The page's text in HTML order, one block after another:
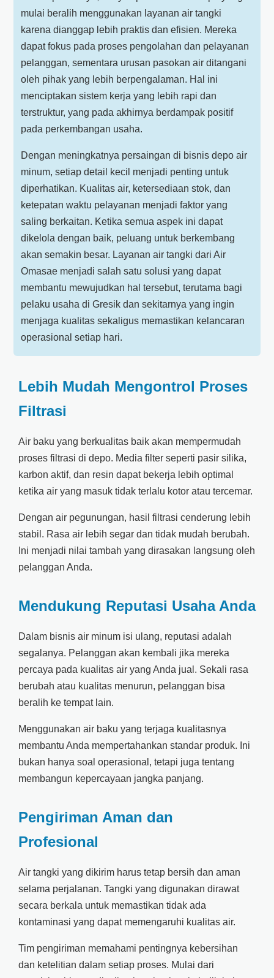
mulai beralih menggunakan layanan air tangki
karena dianggap lebih praktis dan efisien. Mereka
dapat fokus pada proses pengolahan dan pelayanan
pelanggan, sementara urusan pasokan air ditangani
oleh pihak yang lebih berpengalaman. Hal ini
menciptakan sistem kerja yang lebih rapi dan
terstruktur, yang pada akhirnya berdampak positif
pada perkembangan usaha.
Dengan meningkatnya persaingan di bisnis depo air
minum, setiap detail kecil menjadi penting untuk
diperhatikan. Kualitas air, ketersediaan stok, dan
ketepatan waktu pelayanan menjadi faktor yang
saling berkaitan. Ketika semua aspek ini dapat
dikelola dengan baik, peluang untuk berkembang
akan semakin besar. Layanan air tangki dari Air
Omasae menjadi salah satu solusi yang dapat
membantu mewujudkan hal tersebut, terutama bagi
pelaku usaha di Gresik dan sekitarnya yang ingin
menjaga kualitas sekaligus memastikan kelancaran
operasional setiap hari.
Lebih Mudah Mengontrol Proses
Filtrasi
Air baku yang berkualitas baik akan mempermudah
proses filtrasi di depo. Media filter seperti pasir silika,
karbon aktif, dan resin dapat bekerja lebih optimal
ketika air yang masuk tidak terlalu kotor atau tercemar.
Dengan air pegunungan, hasil filtrasi cenderung lebih
stabil. Rasa air lebih segar dan tidak mudah berubah.
Ini menjadi nilai tambah yang dirasakan langsung oleh
pelanggan Anda.
Mendukung Reputasi Usaha Anda
Dalam bisnis air minum isi ulang, reputasi adalah
segalanya. Pelanggan akan kembali jika mereka
percaya pada kualitas air yang Anda jual. Sekali rasa
berubah atau kualitas menurun, pelanggan bisa
beralih ke tempat lain.
Menggunakan air baku yang terjaga kualitasnya
membantu Anda mempertahankan standar produk. Ini
bukan hanya soal operasional, tetapi juga tentang
membangun kepercayaan jangka panjang.
Pengiriman Aman dan
Profesional
Air tangki yang dikirim harus tetap bersih dan aman
selama perjalanan. Tangki yang digunakan dirawat
secara berkala untuk memastikan tidak ada
kontaminasi yang dapat memengaruhi kualitas air.
Tim pengiriman memahami pentingnya kebersihan
dan ketelitian dalam setiap proses. Mulai dari